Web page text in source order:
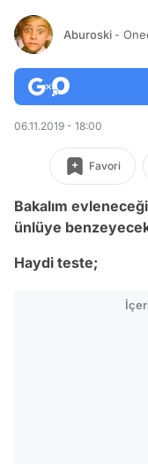
Aburoski -
06.11.2019 - 18:00
Favori
Bakalım
ünlüye
Haydi teste;